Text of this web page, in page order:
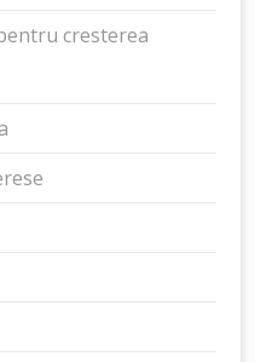
cresterea